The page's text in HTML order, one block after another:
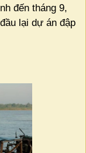
đến tháng 9,
lại dự án đập